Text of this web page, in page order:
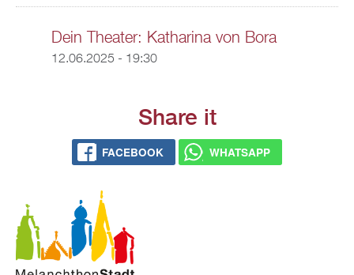
Dein Theater: Katharina von Bora
12.06.2025 - 19:30
Share it
FACEBOOK WHATSAPP